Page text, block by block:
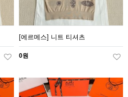
[에르메스] 니트 티셔츠
0원